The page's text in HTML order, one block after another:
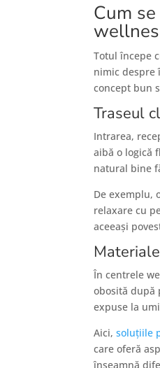
Cum
Totul începe
nimic despre
concept bun
Traseul
Intrarea,
aibă o logică
natural bine
De exemplu,
relaxare cu
aceeași
În centrele
obosită după
expuse la
Aici,soluțiile
care oferă
înseamnă